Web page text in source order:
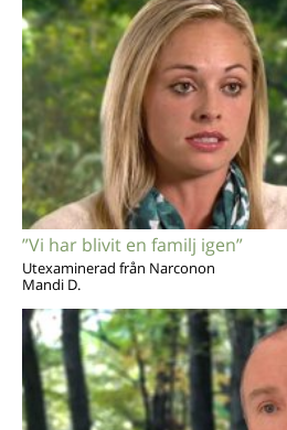
”Vi har blivit en familj igen”
Utexaminerad från Narconon
Mandi D.